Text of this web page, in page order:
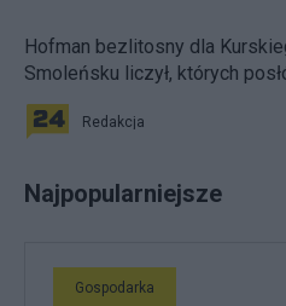
Hofman bezlitosny dla
Smoleńsku liczył, których
Redakcja
Najpopularniejsze
Gospodarka